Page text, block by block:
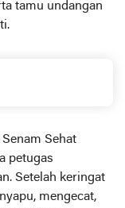
tamu undangan
Sehat
petugas
Setelah keringat
mengecat,